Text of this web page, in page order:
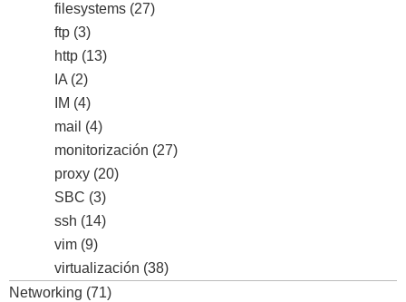
filesystems (27)
ftp (3)
http (13)
IA (2)
IM (4)
mail (4)
monitorización (27)
proxy (20)
SBC (3)
ssh (14)
vim (9)
virtualización (38)
Networking (71)